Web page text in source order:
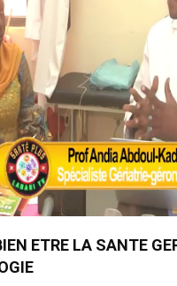
ETRE LA SANTE